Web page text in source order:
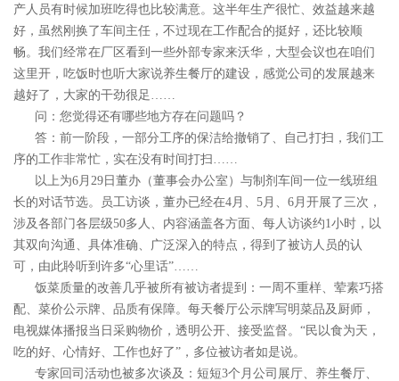
产人员有时候加班吃得也比较满意。这半年生产很忙、效益越来越
好，虽然刚换了车间主任，不过现在工作配合的挺好，还比较顺
畅。我们经常在厂区看到一些外部专家来沃华，大型会议也在咱们
这里开，吃饭时也听大家说养生餐厅的建设，感觉公司的发展越来
越好了，大家的干劲很足……
问：您觉得还有哪些地方存在问题吗？
答：前一阶段，一部分工序的保洁给撤销了、自己打扫，我们工
序的工作非常忙，实在没有时间打扫……
以上为6月29日董办（董事会办公室）与制剂车间一位一线班组
长的对话节选。员工访谈，董办已经在4月、5月、6月开展了三次，
涉及各部门各层级50多人、内容涵盖各方面、每人访谈约1小时，以
其双向沟通、具体准确、广泛深入的特点，得到了被访人员的认
可，由此聆听到许多“心里话”……
饭菜质量的改善几乎被所有被访者提到：一周不重样、荤素巧搭
配、菜价公示牌、品质有保障。每天餐厅公示牌写明菜品及厨师，
电视媒体播报当日采购物价，透明公开、接受监督。“民以食为天，
吃的好、心情好、工作也好了”，多位被访者如是说。
专家回司活动也被多次谈及：短短3个月公司展厅、养生餐厅、